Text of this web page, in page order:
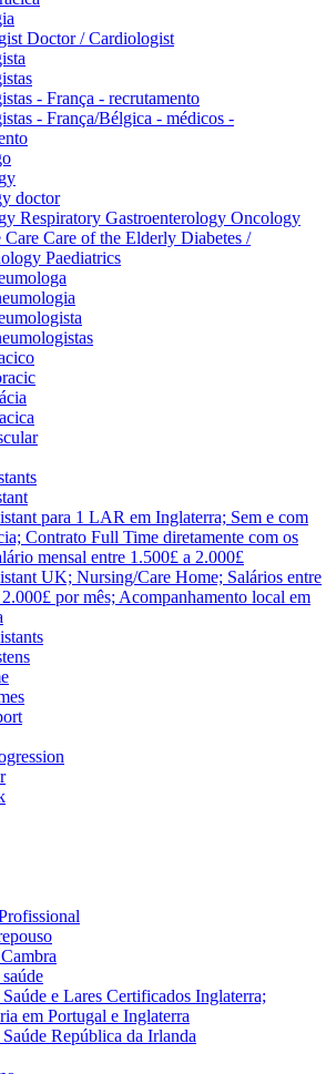
Doctor / Cardiologist
- França - recrutamento
- França/Bélgica - médicos -
doctor
Respiratory Gastroenterology Oncology
Care Care of the Elderly Diabetes /
Paediatrics
para 1 LAR em Inglaterra; Sem e com
Contrato Full Time diretamente com os
mensal entre 1.500£ a 2.000£
UK; Nursing/Care Home; Salários entre
por mês; Acompanhamento local em
Saúde e Lares Certificados Inglaterra;
em Portugal e Inglaterra
Saúde República da Irlanda